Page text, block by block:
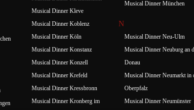
Musical Dinner Kleve
Musical Dinner Koblenz
Musical Dinner Köln
Musical Dinner Konstanz
Musical Dinner Konzell
Musical Dinner Krefeld
Musical Dinner Kressbronn
Musical Dinner Kronberg im
Musical Dinner München
N
Musical Dinner Neu-Ulm
Musical Dinner Neuburg an
Donau
Musical Dinner Neumarkt in
Oberpfalz
Musical Dinner Neumünster